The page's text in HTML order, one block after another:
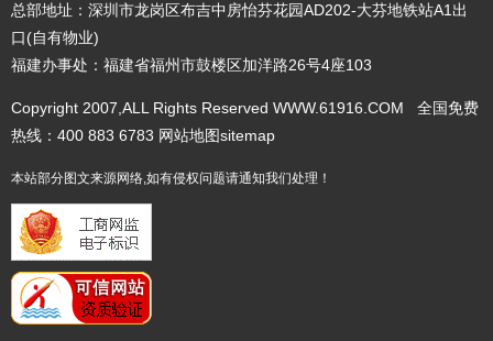
总部地址：深圳市龙岗区布吉中房怡芬花园AD202-大芬地铁站A1出
口(自有物业)
福建办事处：福建省福州市鼓楼区加洋路26号4座103
Copyright 2007,ALL Rights Reserved WWW.61916.COM 全国免费
热线：400 883 6783 网站地图sitemap
本站部分图文来源网络,如有侵权问题请通知我们处理！